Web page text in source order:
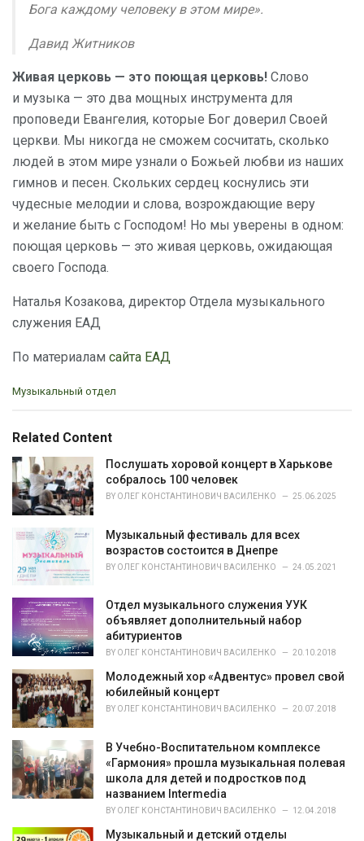
Бога каждому человеку в этом мире».
Давид Житников
Живая церковь — это поющая церковь! Слово
и музыка — это два мощных инструмента для
проповеди Евангелия, которые Бог доверил Своей
церкви. Мы никогда не сможем сосчитать, сколько
людей в этом мире узнали о Божьей любви из наших
гимнов и песен. Скольких сердец коснулись эти
чудесные мелодии и слова, возрождающие веру
и желание быть с Господом! Но мы уверены в одном:
поющая церковь — это живая церковь, ожидающая
своего Господа.
Наталья Козакова, директор Отдела музыкального
служения ЕАД
По материалам сайта ЕАД
C
e
o
r
i
e
Музыкальный отдел
Related Content
Послушать хоровой концерт в Харькове
собралось 100 человек
BY ОЛЕГ КОНСТАНТИНОВИЧ ВАСИЛЕНКО 25.06.2025
Музыкальный фестиваль для всех
возрастов состоится в Днепре
BY ОЛЕГ КОНСТАНТИНОВИЧ ВАСИЛЕНКО 24.05.2021
Отдел музыкального служения УУК
объявляет дополнительный набор
абитуриентов
BY ОЛЕГ КОНСТАНТИНОВИЧ ВАСИЛЕНКО 20.10.2018
Молодежный хор «Адвентус» провел свой
юбилейный концерт
BY ОЛЕГ КОНСТАНТИНОВИЧ ВАСИЛЕНКО 20.07.2018
В Учебно-Воспитательном комплексе
«Гармония» прошла музыкальная полевая
школа для детей и подростков под
названием Intermedia
BY ОЛЕГ КОНСТАНТИНОВИЧ ВАСИЛЕНКО 12.04.2018
Музыкальный и детский отделы